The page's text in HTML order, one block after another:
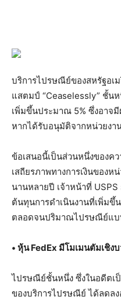
บริการไปรษณีย์ของสหรัฐอเม
แสตมป์ “Ceaselessly” ชั้น
เพิ่มขึ้นประมาณ 5% ซึ่งอาจ
หากได้รับอนุมัติจากหน่วยงา
ข้อเสนอนี้เป็นส่วนหนึ่งของค
เสถียรภาพทางการเงินของ
นานหลายปี เจ้าหน้าที่
ต้นทุนการดำเนินงานที่เพิ่มขึ้
ตลอดจนปริมาณไปรษณีย์แบ
• หุ้น FedEx มีโมเมนตัมเชิง
ไปรษณีย์ชั้นหนึ่ง ซึ่งในอดีต
ของบริการไปรษณีย์ ได้ลดล